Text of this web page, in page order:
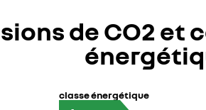
de CO2 et
classe énergétique